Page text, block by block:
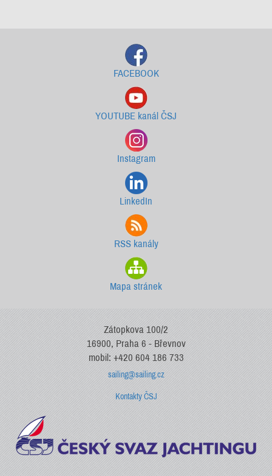
FACEBOOK
YOUTUBE kanál ČSJ
Instagram
LinkedIn
RSS kanály
Mapa stránek
Zátopkova 100/2
16900, Praha 6 - Břevnov
mobil: +420 604 186 733
sailing@sailing.cz
Kontakty ČSJ